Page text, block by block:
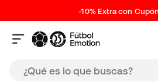
-10% Extra con